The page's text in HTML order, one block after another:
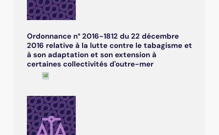
Ordonnance n° 2016-1812 du 22 décembre
2016 relative à la lutte contre le tabagisme et
à son adaptation et son extension à
certaines collectivités d'outre-mer